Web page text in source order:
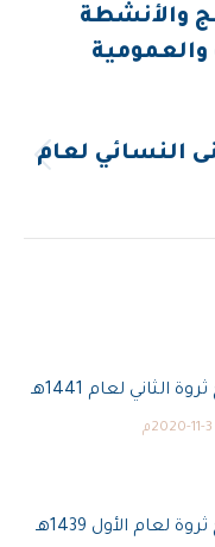
النسائي لعام
والأنشطة
والعمومية
لعام 1441هـ
لعام الأول 1439هـ